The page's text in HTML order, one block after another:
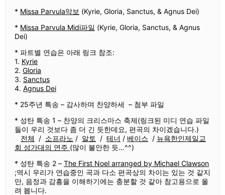
* Missa Parvula악보 (Kyrie, Gloria, Sanctus, & Agnus Dei)
* Missa Parvula Midi파일 (Kyrie, Gloria, Sanctus, & Agnus
Dei)
* 파트별 연습은 아래 링크 참조:
1. Kyrie
2. Gloria
3. Sanctus
4. Agnus Dei
* 25주년 특송 – 감사하며 찬양하세 – 첨부 파일
* 성탄 특송 1 – 찬양의 크리스마스 축제(링크된 미디 연습 파일
들이 우리 것보다 좀 더 긴 듯한데요, 편곡의 차이겠습니다.)
전체
/ 소프라노 / 알토 / 테너 / 베이스 / 뉴욕한인제일교
회 성가대의 연주 (많이 불안한 듯…^^)
* 성탄 특송 2 – The First Noel arranged by Michael Clawson
;역시 우리가 연습중인 곡과 다소 편곡상의 차이는 있는 것 같지
만, 음정과 감흥을 이해하기에는 충분할 것 같아 참고용으로 올
려 봅니다.